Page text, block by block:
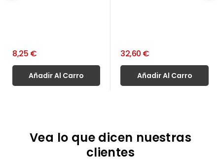
8,25 €
Añadir Al Carro
32,60 €
Añadir Al Carro
Vea lo que dicen nuestras
clientes